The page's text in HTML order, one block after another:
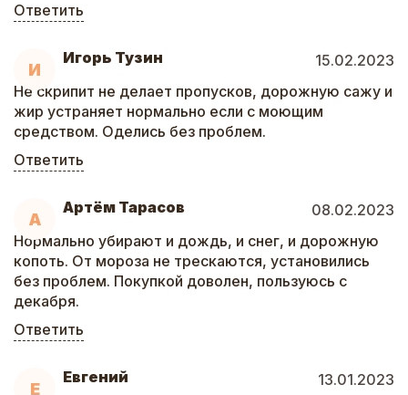
Ответить
И
Игорь Тузин
15.02.2023
Не скрипит не делает пропусков, дорожную сажу и
жир устраняет нормально если с моющим
средством. Оделись без проблем.
Ответить
А
Артём Тарасов
08.02.2023
Нормально убирают и дождь, и снег, и дорожную
копоть. От мороза не трескаются, установились
без проблем. Покупкой доволен, пользуюсь с
декабря.
Ответить
Е
Евгений
13.01.2023